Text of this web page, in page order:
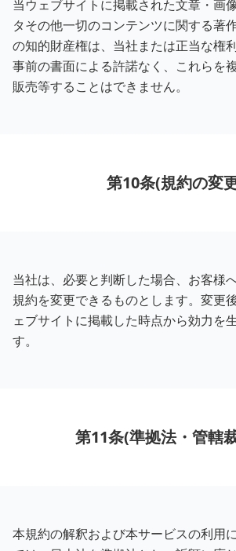
当ウェブサイトに掲載された文章・画
タその他一切のコンテンツに関する著
の知的財産権は、当社または正当な権
事前の書面による許諾なく、これらを
販売等することはできません。
第10条(規約の変
当社は、必要と判断した場合、お客様
規約を変更できるものとします。変更
ェブサイトに掲載した時点から効力を
す。
第11条(準拠法・管轄
本規約の解釈および本サービスの利用